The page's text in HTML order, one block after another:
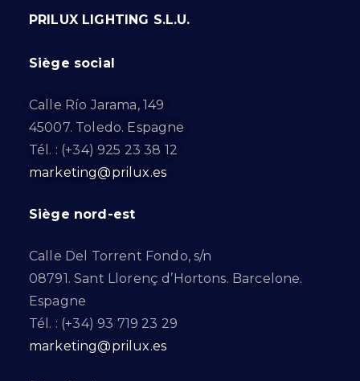
PRILUX LIGHTING S.L.U.
Siège social
Calle Río Jarama, 149
45007. Toledo. Espagne
Tél. : (+34) 925 23 38 12
marketing@prilux.es
Siège nord-est
Calle Del Torrent Fondo, s/n
08791. Sant Llorenç d’Hortons. Barcelone.
Espagne
Tél. : (+34) 93 719 23 29
marketing@prilux.es